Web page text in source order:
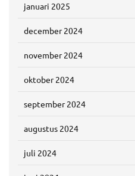
januari 2025
december 2024
november 2024
oktober 2024
september 2024
augustus 2024
juli 2024